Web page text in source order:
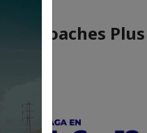
Coaches Plus